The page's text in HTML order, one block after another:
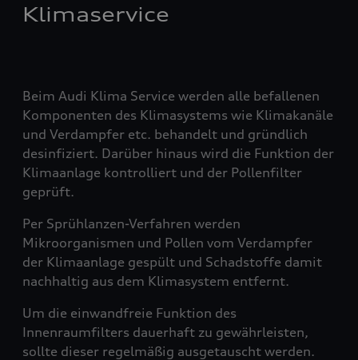
Klimaservice
Beim Audi Klima Service werden alle befallenen
Komponenten des Klimasystems wie Klimakanäle
und Verdampfer etc. behandelt und gründlich
desinfiziert. Darüber hinaus wird die Funktion der
Klimaanlage kontrolliert und der Pollenfilter
geprüft.
Per Sprühlanzen-Verfahren werden
Mikroorganismen und Pollen vom Verdampfer
der Klimaanlage gespült und Schadstoffe damit
nachhaltig aus dem Klimasystem entfernt.
Um die einwandfreie Funktion des
Innenraumfilters dauerhaft zu gewährleisten,
sollte dieser regelmäßig ausgetauscht werden.